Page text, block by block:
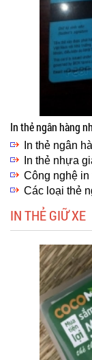
In thẻ ngân hàng
In thẻ ngân
In thẻ nhựa
Công nghệ
Các loại thẻ
IN THẺ GIỮ XE